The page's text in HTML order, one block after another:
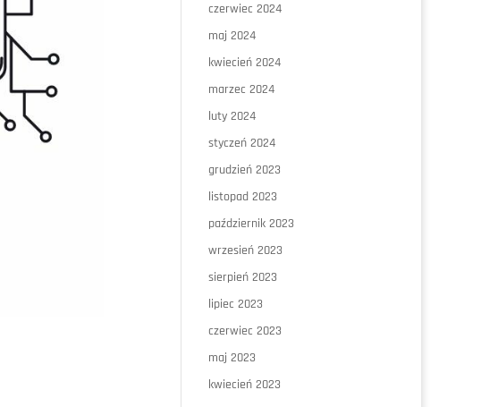
czerwiec 2024
maj 2024
kwiecień 2024
marzec 2024
luty 2024
styczeń 2024
grudzień 2023
listopad 2023
październik 2023
wrzesień 2023
sierpień 2023
lipiec 2023
czerwiec 2023
maj 2023
kwiecień 2023